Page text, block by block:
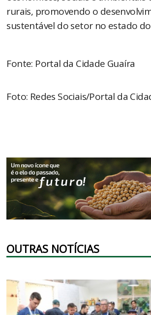
rurais, promovendo o
sustentável do setor no estado
Fonte: Portal da Cidade Guaíra
Foto: Redes Sociais/Portal da
OUTRAS NOTÍCIAS